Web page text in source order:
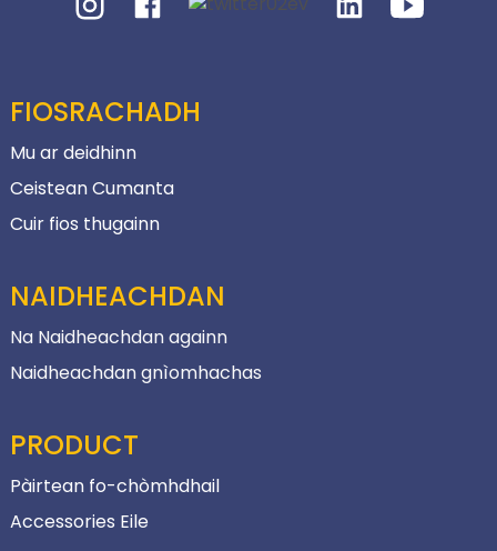
FIOSRACHADH
Mu ar deidhinn
Ceistean Cumanta
Cuir fios thugainn
NAIDHEACHDAN
Na Naidheachdan againn
Naidheachdan gnìomhachas
PRODUCT
Pàirtean fo-chòmhdhail
Accessories Eile